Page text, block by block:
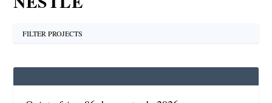
FILTER PROJECTS